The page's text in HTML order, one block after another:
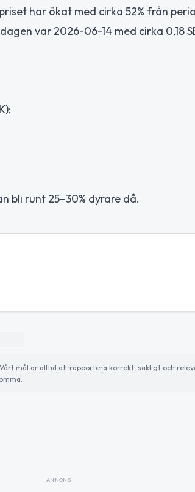
har ökat med cirka 52% från
var 2026-06-14 med cirka 0,18
bli runt 25–30% dyrare då.
mål är alltid att rapportera korrekt, sakligt och
ANNONS